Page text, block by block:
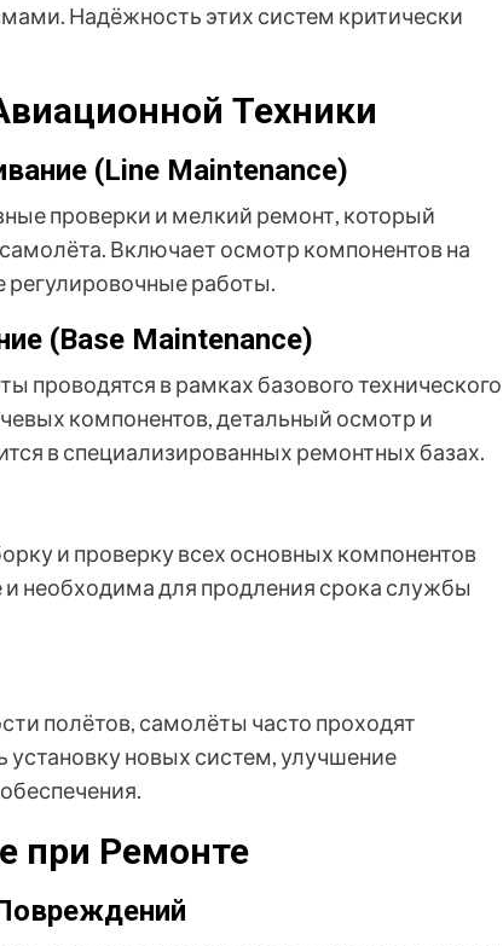
Надёжность этих систем критически
Техники
(Line Maintenance)
проверки и мелкий ремонт, который
Включает осмотр компонентов на
регулировочные работы.
(Base Maintenance)
проводятся в рамках базового технического
компонентов, детальный осмотр и
в специализированных ремонтных базах.
и проверку всех основных компонентов
необходима для продления срока службы
полётов, самолёты часто проходят
новых систем, улучшение
при Ремонте